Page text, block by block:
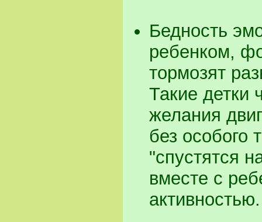
Бедность
ребенком,
тормозят
Такие детки
желания
без особого
"спустятся
вместе с
активностью.